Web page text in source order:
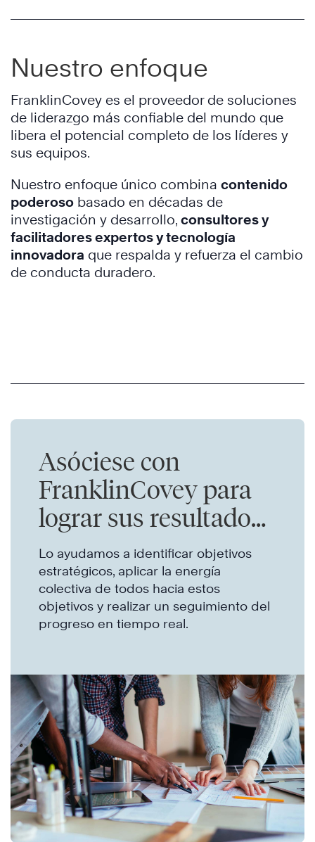
Nuestro enfoque
FranklinCovey es el proveedor de soluciones
de liderazgo más confiable del mundo que
libera el potencial completo de los líderes y
sus equipos.
Nuestro enfoque único combina contenido
poderoso basado en décadas de
investigación y desarrollo, consultores y
facilitadores expertosytecnología
innovadora que respalda y refuerza el cambio
de conducta duradero.
Asóciese con
FranklinCovey para
lograr sus resultados
comerciales
Lo ayudamos a identificar objetivos
estratégicos, aplicar la energía
colectiva de todos hacia estos
objetivos y realizar un seguimiento del
progreso en tiempo real.